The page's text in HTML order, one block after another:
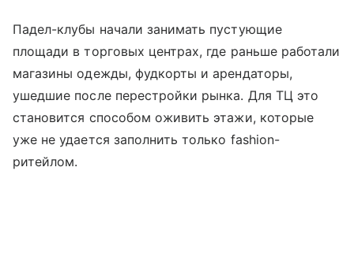
Падел-клубы начали занимать пустующие
площади в торговых центрах, где раньше работали
магазины одежды, фудкорты и арендаторы,
ушедшие после перестройки рынка. Для ТЦ это
становится способом оживить этажи, которые
уже не удается заполнить только fashion-
ритейлом.